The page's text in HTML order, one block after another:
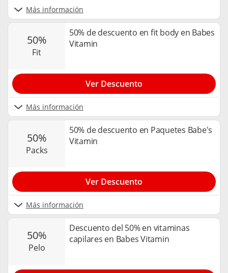
Más información
50%
fit
50% de descuento en fit body en Babes
Vitamin
Más información
Ver Descuento
50%
packs
50% de descuento en Paquetes Babe's
Vitamin
Más información
Ver Descuento
50%
pelo
Descuento del 50% en vitaminas
capilares en Babes Vitamin